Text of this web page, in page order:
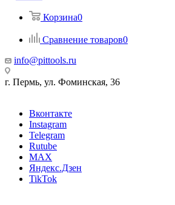
Корзина0
Сравнение товаров0
info@pittools.ru
г. Пермь, ул. Фоминская, 36
Вконтакте
Instagram
Telegram
Rutube
MAX
Яндекс.Дзен
TikTok